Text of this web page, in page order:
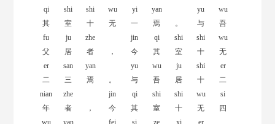
qi
其
shi
室
shi
十
wu
无
yi
一
yan
焉
。
yu
与
wu
吾
fu
父
ju
居
zhe
者
，
jin
今
qi
其
shi
室
shi
十
wu
无
er
二
san
三
yan
焉
。
yu
与
wu
吾
ju
居
shi
十
er
二
nian
年
zhe
者
，
jin
今
qi
其
shi
室
shi
十
wu
无
si
四
wu
yan
fei
si
ze
xi
er